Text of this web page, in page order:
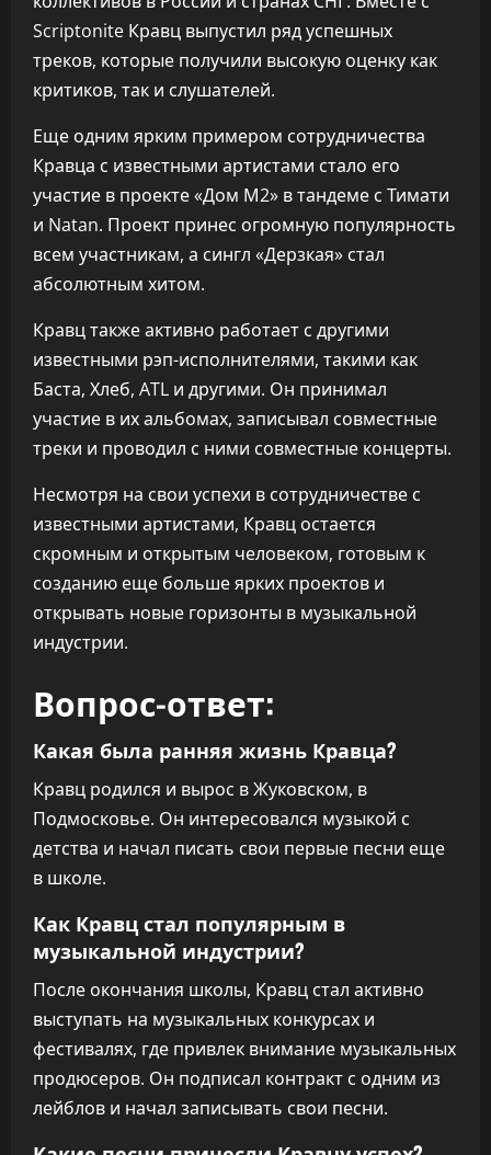
Scriptonite Кравц выпустил ряд успешных
треков, которые получили высокую оценку как
критиков, так и слушателей.
Еще одним ярким примером сотрудничества
Кравца с известными артистами стало его
участие в проекте «Дом М2» в тандеме с Тимати
и Natan. Проект принес огромную популярность
всем участникам, а сингл «Дерзкая» стал
абсолютным хитом.
Кравц также активно работает с другими
известными рэп-исполнителями, такими как
Баста, Хлеб, ATL и другими. Он принимал
участие в их альбомах, записывал совместные
треки и проводил с ними совместные концерты.
Несмотря на свои успехи в сотрудничестве с
известными артистами, Кравц остается
скромным и открытым человеком, готовым к
созданию еще больше ярких проектов и
открывать новые горизонты в музыкальной
индустрии.
Вопрос-ответ:
Какая была ранняя жизнь Кравца?
Кравц родился и вырос в Жуковском, в
Подмосковье. Он интересовался музыкой с
детства и начал писать свои первые песни еще
в школе.
Как Кравц стал популярным в
музыкальной индустрии?
После окончания школы, Кравц стал активно
выступать на музыкальных конкурсах и
фестивалях, где привлек внимание музыкальных
продюсеров. Он подписал контракт с одним из
лейблов и начал записывать свои песни.